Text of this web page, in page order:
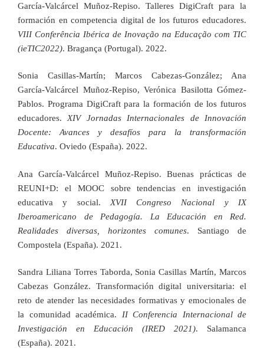
García-Valcárcel Muñoz-Repiso. Talleres DigiCraft para la
formación en competencia digital de los futuros educadores.
VIII Conferência Ibérica de Inovação na Educação com TIC
(ieTIC2022). Bragança (Portugal). 2022.
Sonia Casillas-Martín; Marcos Cabezas-González; Ana
García-Valcárcel Muñoz-Repiso, Verónica Basilotta Gómez-
Pablos. Programa DigiCraft para la formación de los futuros
educadores. XIV Jornadas Internacionales de Innovación
Docente: Avances y desafíos para la transformación
Educativa. Oviedo (España). 2022.
Ana García-Valcárcel Muñoz-Repiso. Buenas prácticas de
REUNI+D: el MOOC sobre tendencias en investigación
educativa y social. XVII Congreso Nacional y IX
Iberoamericano de Pedagogía. La Educación en Red.
Realidades diversas, horizontes comunes. Santiago de
Compostela (España). 2021.
Sandra Liliana Torres Taborda, Sonia Casillas Martín, Marcos
Cabezas González. Transformación digital universitaria: el
reto de atender las necesidades formativas y emocionales de
la comunidad académica. II Conferencia Internacional de
Investigación en Educación (IRED 2021). Salamanca
(España). 2021.